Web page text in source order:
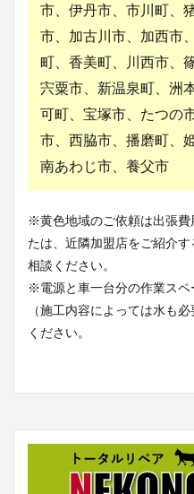
市、伊丹市、市川町、
市、加古川市、加西市
町、香美町、川西市、
宍粟市、新温泉町、洲
可町、宝塚市、たつの
市、西脇市、播磨町、
南あわじ市、養父市
※黄色地域のご依頼は出張費
たは、近隣加盟店をご紹介
相談ください。
※電源と車一台分の作業スペ
（施工内容によっては水も
ください。